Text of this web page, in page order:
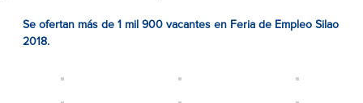
Se ofertan más de 1 mil 900 vacantes en Feria de Empleo Silao
2018.